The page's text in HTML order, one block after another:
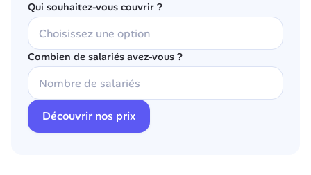
Qui souhaitez-vous couvrir ?
Combien de salariés avez-vous ?
Découvrir nos prix